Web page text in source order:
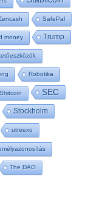
SafePal
money Trump
Robotika
Shitcoin SEC
Stockholm
utreexo
The DAO